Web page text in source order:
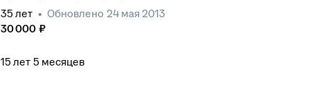
35 лет • Обновлено 24 мая 2013
30 000 ₽
15 лет 5 месяцев